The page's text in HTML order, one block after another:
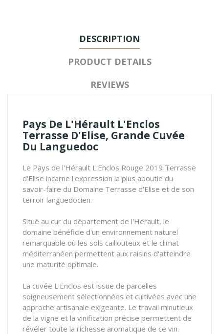
DESCRIPTION
PRODUCT DETAILS
REVIEWS
Pays De L'Hérault L'Enclos
Terrasse D'Elise, Grande Cuvée
Du Languedoc
Le Pays de l'Hérault L'Enclos Rouge 2019 Terrasse
d'Elise incarne l'expression la plus aboutie du
savoir-faire du Domaine Terrasse d'Elise et de son
terroir languedocien.
Situé au cur du département de l'Hérault, le
domaine bénéficie d'un environnement naturel
remarquable où les sols caillouteux et le climat
méditerranéen permettent aux raisins d'atteindre
une maturité optimale.
La cuvée L'Enclos est issue de parcelles
soigneusement sélectionnées et cultivées avec une
approche artisanale exigeante. Le travail minutieux
de la vigne et la vinification précise permettent de
révéler toute la richesse aromatique de ce vin.